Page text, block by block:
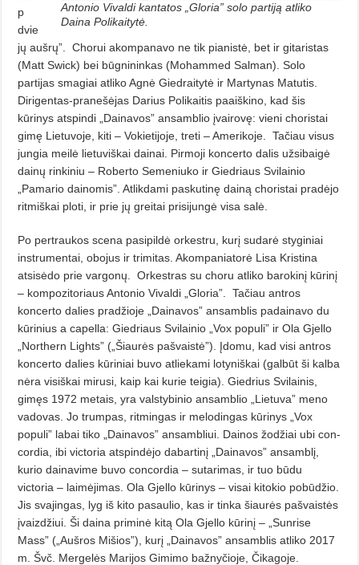
Antonio Vivaldi kantatos „Gloria” solo partiją atliko
Daina Polikaitytė.
p
dvie
jų aušrų”.
Chorui akompanavo ne tik pianistė, bet ir gitaristas
(Matt Swick) bei būgninin­kas (Mohammed Salman). Solo
partijas smagiai atliko Agnė Giedraitytė ir Martynas Matutis.
Dirigentas-pranešėjas Darius Polikaitis paaiškino, kad šis
kūrinys atspindi „Dainavos” ansamblio įvairovę: vieni choristai
gimę Lietuvoje, kiti – Vokietijoje, treti – Ame­­rikoje.
Tačiau visus
jungia meilė lietuviškai dainai. Pirmoji koncerto dalis užsibaigė
dainų rinkiniu – Roberto Semeniuko ir Giedriaus Svilainio
„Pamario dainomis”. Atlikdami paskutinę dainą choristai pradėjo
ritmiš­kai ploti, ir prie jų greitai prisijungė visa salė.
Po pertraukos scena pasipildė orkestru, kurį sudarė styginiai
instrumentai, obojus ir trimitas. Akompania­torė Lisa Kristina
atsisėdo prie vargonų.
Orkestras su choru atliko barokinį kūrinį
– kompozitoriaus Antonio Vivaldi „Gloria”.
Tačiau antros
koncerto dalies pradžioje „Dainavos” ansamblis padainavo du
kūrinius a capella: Giedriaus Svilainio „Vox populi” ir Ola Gjello
„Northern Lights” („Šiaurės pašvaistė”). Įdomu, kad visi antros
koncerto dalies kūriniai buvo atliekami lotyniškai (galbūt ši kalba
nėra visiškai mirusi, kaip kai kurie teigia). Giedrius Svilai­nis,
gimęs 1972 me­tais, yra valstybinio ansamblio „Lietuva” meno
vadovas. Jo trumpas, ritmingas ir melodingas kūrinys „Vox
populi” labai tiko „Dainavos” ansambliui. Dainos žodžiai ubi con­
cordia, ibi victoria atspin­dėjo dabartinį „Dainavos” ansamblį,
kurio dainavime buvo concordia – sutarimas, ir tuo būdu
victoria – laimėji­mas. Ola Gjello kūrinys – visai kitokio pobūdžio.
Jis svajingas, lyg iš kito pasaulio, kas ir tinka šiaurės pašvaistės
įvaizdžiui. Ši daina priminė kitą Ola Gjello kūrinį – „Sunrise
Mass” („Aušros Mišios”), kurį „Dainavos” ansamblis atliko 2017
m. Švč. Mergelės Marijos Gimimo bažnyčioje, Čikagoje.